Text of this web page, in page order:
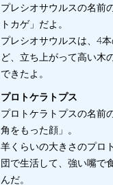
プレシオサウルスの名前
トカゲ」だよ。
プレシオサウルスは、4
ど、立ち上がって高い木
できたよ。
プロトケラトプス
プロトケラトプスの名前
角をもった顔」。
羊くらいの大きさのプロ
団で生活して、強い嘴で
んだ。